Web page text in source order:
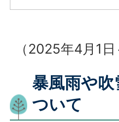
（2025年4月1
暴風雨や
ついて